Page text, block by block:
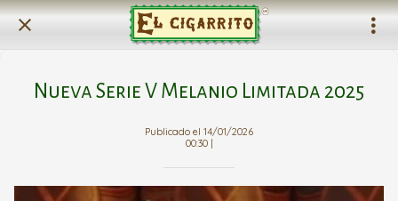
Nueva Serie V Melanio Limitada 2025
Publicado el 14/01/2026
00:30 |